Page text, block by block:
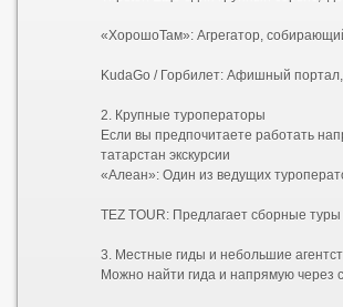
«ХорошоТам»: Агрегатор, собирающий предложения от разных туроператоров и гидов. Удобен для сравнения цен на
KudaGo / Горбилет: Афишный портал, который часто публикует промокоды и
2. Крупные туроператоры
Если вы предпочитаете работать напрямую с проверенными компаниями, у многих федеральных туроператоров есть
татарстан экскурсии
«Алеан»: Один из ведущих туроператоров по России. На сайте можно заказать как отдельные экскурсии, так и готовые туры с проживанием. Например, обзорная
TEZ TOUR: Предлагает сборные туры (например, «Казань каждый день» на 4 дня/3 ночи), куда уже
3. Местные гиды и небольшие
Можно найти гида и напрямую через соцсети или по рекомендации. Часто такие экскурсии проходят в мини-группах (до 7–10 человек) или индивидуально, что позволяет